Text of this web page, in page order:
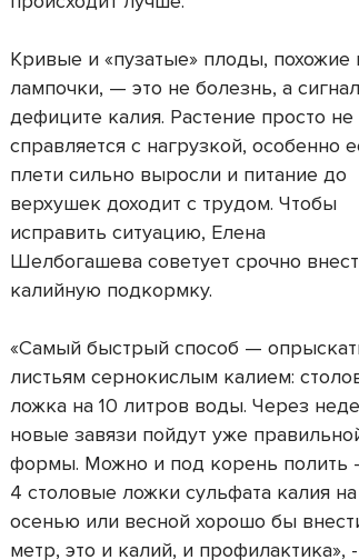
Кривые и «пузатые» плоды, похожие
лампочки, — это не болезнь, а
дефиците калия. Растение просто не
справляется с нагрузкой, особенно
плети сильно выросли и питание до
верхушек доходит с трудом. Чтобы
исправить ситуацию, Елена
Шелбогашева советует срочно
калийную подкормку.
«Самый быстрый способ —
листьям сернокислым калием:
ложка на 10 литров воды. Через
новые завязи пойдут уже
формы. Можно и под корень полить
4 столовые ложки сульфата калия
осенью или весной хорошо бы
метр, это и калий, и профилактика»,